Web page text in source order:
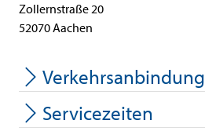
Zollernstraße20
52070Aachen
Verkehrsanbindung
Servicezeiten